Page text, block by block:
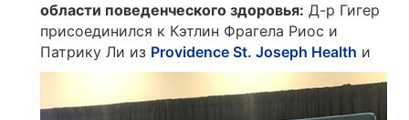
области поведенческого здоровья: Д-р Гигер
присоединился к Кэтлин Фрагела Риос и
Патрику Ли из Providence St. Joseph Health и